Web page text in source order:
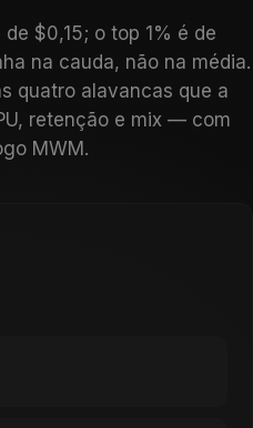
$0,15; o top 1% é de
na cauda, não na média.
quatro alavancas que a
retenção e mix — com
MWM.